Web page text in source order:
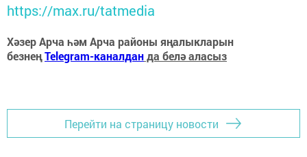
https://max.ru/tatmedia
Хәзер Арча һәм Арча районы яңалыкларын
безнеңTelegram-каналданда белә аласыз
Перейти на страницу новости